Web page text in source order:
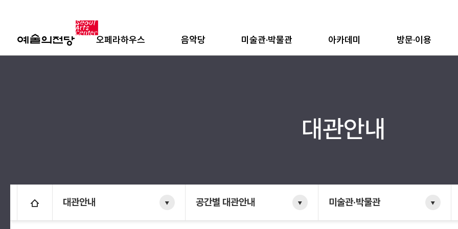
오페라하우스 음악당 미술관·박물관 아카데미 방문·이용
대관안내
대관안내 공간별 대관안내 미술관·박물관